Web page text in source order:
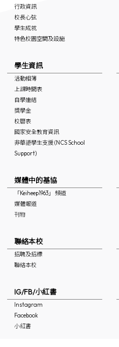
行政資訊
校長心弦
學生成就
特色校園空間及設施
學生資訊
活動相簿
上課時間表
自學連結
獎學金
校曆表
國家安全教育資訊
非華語學生支援 (NCS School
Support)
媒體中的基協
「Keiheep1963」 頻道
媒體報道
刊物
聯絡本校
招聘及招標
聯絡本校
IG/FB/小紅書
Instagram
Facebook
小紅書